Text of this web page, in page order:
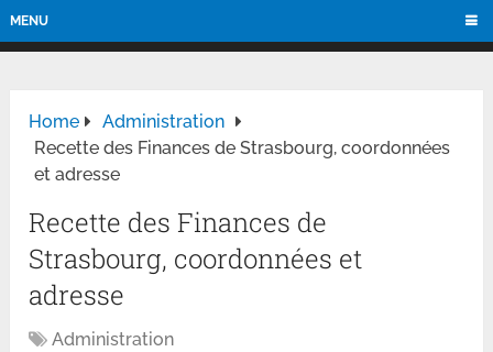
MENU
Home
Administration
Recette des Finances de Strasbourg, coordonnées
et adresse
Recette des Finances de
Strasbourg, coordonnées et
adresse
Administration